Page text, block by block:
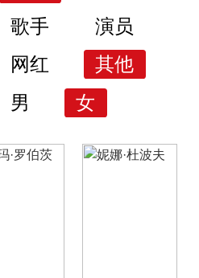
歌手
演员
网红 其他
男 女